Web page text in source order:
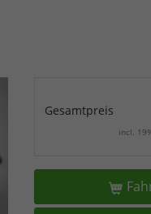
Gesamtpreis
incl.